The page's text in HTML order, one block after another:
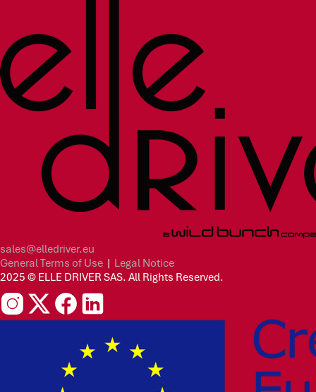
sales@elledriver.eu
General Terms of Use | Legal Notice
2025 © ELLE DRIVER SAS. All Rights Reserved.